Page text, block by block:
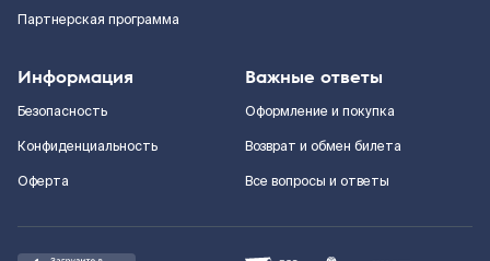
Партнерская программа
Информация
Безопасность
Конфиденциальность
Оферта
Важные ответы
Оформление и покупка
Возврат и обмен билета
Все вопросы и ответы